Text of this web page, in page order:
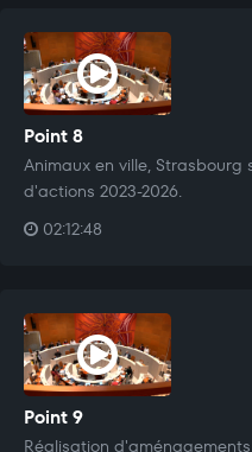
Point 8
Animaux en ville,
d'actions 2023-2026.
02:12:48
Point 9
Réalisation